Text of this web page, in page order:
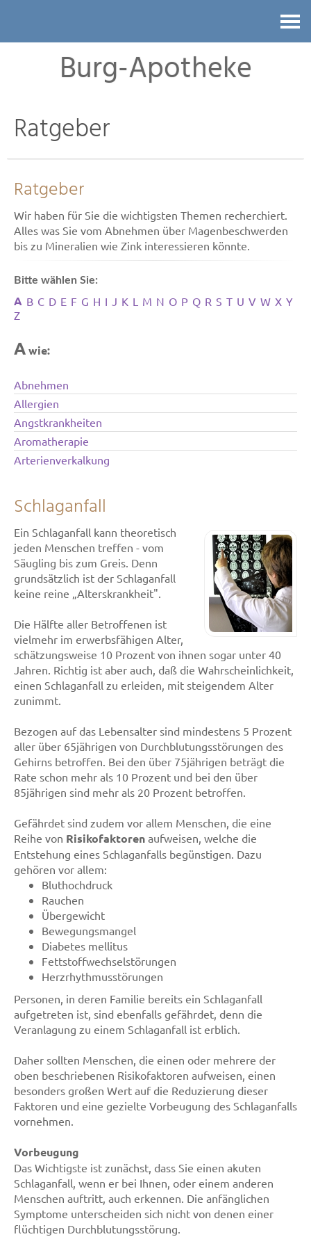
Burg-Apotheke
Ratgeber
Ratgeber
Wir haben für Sie die wichtigsten Themen recherchiert.
Alles was Sie vom Abnehmen über Magenbeschwerden
bis zu Mineralien wie Zink interessieren könnte.
Bitte wählen Sie:
A B C D E F G H I J K L M N O P Q R S T U V W X Y
Z
Awie:
Abnehmen
Allergien
Angstkrankheiten
Aromatherapie
Arterienverkalkung
Schlaganfall
Ein Schlaganfall kann theoretisch
jeden Menschen treffen - vom
Säugling bis zum Greis. Denn
grundsätzlich ist der Schlaganfall
keine reine „Alterskrankheit".
Die Hälfte aller Betroffenen ist
vielmehr im erwerbsfähigen Alter,
schätzungsweise 10 Prozent von ihnen sogar unter 40
Jahren. Richtig ist aber auch, daß die Wahrscheinlichkeit,
einen Schlaganfall zu erleiden, mit steigendem Alter
zunimmt.
Bezogen auf das Lebensalter sind mindestens 5 Prozent
aller über 65jährigen von Durchblutungsstörungen des
Gehirns betroffen. Bei den über 75jährigen beträgt die
Rate schon mehr als 10 Prozent und bei den über
85jährigen sind mehr als 20 Prozent betroffen.
Gefährdet sind zudem vor allem Menschen, die eine
Reihe von Risikofaktoren aufweisen, welche die
Entstehung eines Schlaganfalls begünstigen. Dazu
gehören vor allem:
Bluthochdruck
Rauchen
Übergewicht
Bewegungsmangel
Diabetes mellitus
Fettstoffwechselstörungen
Herzrhythmusstörungen
Personen, in deren Familie bereits ein Schlaganfall
aufgetreten ist, sind ebenfalls gefährdet, denn die
Veranlagung zu einem Schlaganfall ist erblich.
Daher sollten Menschen, die einen oder mehrere der
oben beschriebenen Risikofaktoren aufweisen, einen
besonders großen Wert auf die Reduzierung dieser
Faktoren und eine gezielte Vorbeugung des Schlaganfalls
vornehmen.
Vorbeugung
Das Wichtigste ist zunächst, dass Sie einen akuten
Schlaganfall, wenn er bei Ihnen, oder einem anderen
Menschen auftritt, auch erkennen. Die anfänglichen
Symptome unterscheiden sich nicht von denen einer
flüchtigen Durchblutungsstörung.